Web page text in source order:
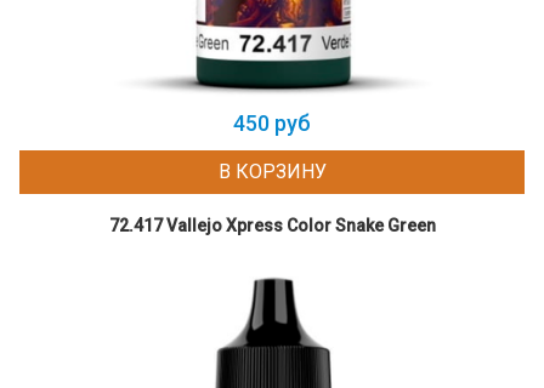
450 руб
В КОРЗИНУ
72.417 Vallejo Xpress Color Snake Green